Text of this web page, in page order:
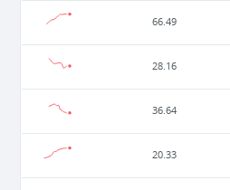
66.49
28.16
36.64
20.33